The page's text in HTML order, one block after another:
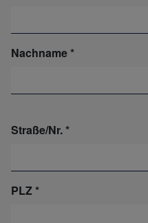
Nachname
Straße/Nr.
PLZ